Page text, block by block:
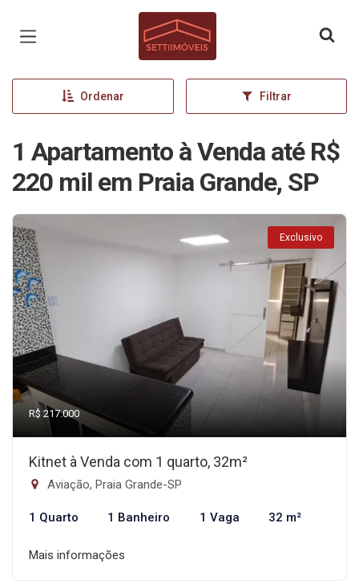
Página inicial
Ordenar Filtrar
1 Apartamento à Venda até R$
220 mil em Praia Grande, SP
Exclusivo
R$ 217.000
Kitnet à Venda com 1 quarto, 32m²
Aviação, Praia Grande-SP
1 Quarto 1 Banheiro 1 Vaga 32 m²
Mais informações